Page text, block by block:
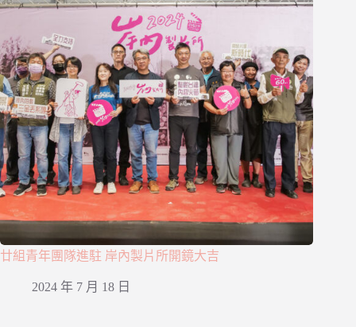
廿組青年團隊進駐 岸內製片所開鏡大吉
2024 年 7 月 18 日